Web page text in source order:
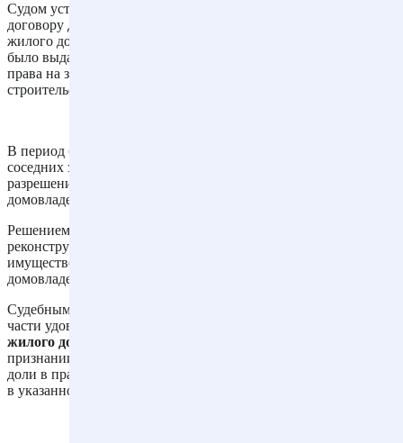
Судом установлено, что до регистрации брака супруг по
договору дарения приобрел домовладение, состоявшее из
жилого дома и хозяйственных построек. Впоследствии ему
было выдано свидетельство о государственной регистрации
права на земельный участок для индивидуального жилищного
строительства.
В период брака с письменного согласия правообладателей
соседних земельных участков, однако без соответствующих
разрешений супругами произведена реконструкция
домовладения с увеличением его площади и объема.
Решением суда иск удовлетворен, жилой дом сохранен в
реконструированном состоянии, признан совместно нажитым
имуществом супругов, произведен раздел данного
домовладения и иного совместно нажитого имущества.
Судебным актом суда апелляционной инстанции решение в
части удовлетворения исковых требований
жилого дома в реконструированном состоянии
признании его совместно нажитым имуществом и выделе
доли в праве собственности отменено, в удовлетворении иска
в указанной части отказано.